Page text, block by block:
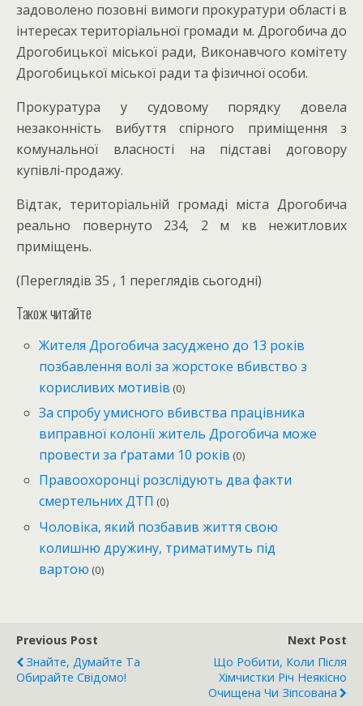
задоволено позовні вимоги прокуратури області в
інтересах територіальної громади м. Дрогобича до
Дрогобицької міської ради, Виконавчого комітету
Дрогобицької міської ради та фізичної особи.
Прокуратура у судовому порядку довела
незаконність вибуття спірного приміщення з
комунальної власності на підставі договору
купівлі-продажу.
Відтак, територіальній громаді міста Дрогобича
реально повернуто 234, 2 м кв нежитлових
приміщень.
(Переглядів 35 , 1 переглядів сьогодні)
Також читайте
Жителя Дрогобича засуджено до 13 років
позбавлення волі за жорстоке вбивство з
корисливих мотивів (0)
За спробу умисного вбивства працівника
виправної колонії житель Дрогобича може
провести за ґратами 10 років (0)
Правоохоронці розслідують два факти
смертельних ДТП (0)
Чоловіка, який позбавив життя свою
колишню дружину, триматимуть під
вартою (0)
Previous Post
Знайте, Думайте Та
Обирайте Свідомо!
Next Post
Що Робити, Коли Після
Хімчистки Річ Неякісно
Очищена Чи Зіпсована